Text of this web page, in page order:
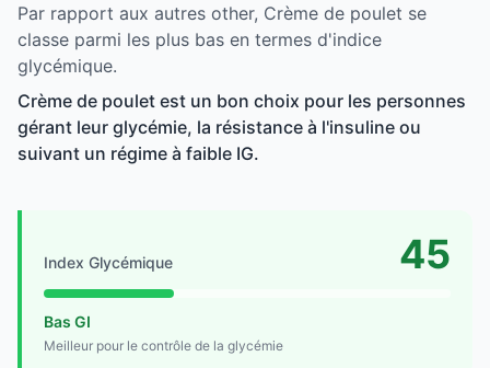
Par rapport aux autres other, Crème de poulet se
classe parmi les plus bas en termes d'indice
glycémique.
Crème de poulet est un bon choix pour les personnes
gérant leur glycémie, la résistance à l'insuline ou
suivant un régime à faible IG.
Index Glycémique 45
Bas GI
Meilleur pour le contrôle de la glycémie